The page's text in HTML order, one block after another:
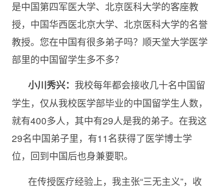
是中国第四军医大学、北京医科大学的客座教
授，中国华西医北京大学、北京医科大学的名誉
教授。您在中国有很多弟子吗？顺天堂大学医学
部里的中国留学生多不多？
小川秀兴： 我校每年都会接收几十名中国留
学生，仅从我校医学部毕业的中国留学生人数，
就有400多人，其中有29人是我的弟子。在我这
29名中国弟子里，有11名获得了医学博士学
位，回到中国后也身兼要职。
在传授医疗经验上，我主张“三无主义”，收